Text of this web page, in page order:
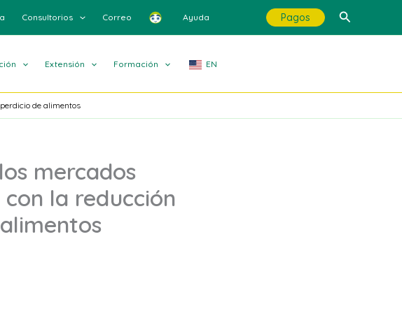
Consultorios Correo Ayuda Pagos Buscar
Extensión Formación EN
de alimentos
mercados
la reducción